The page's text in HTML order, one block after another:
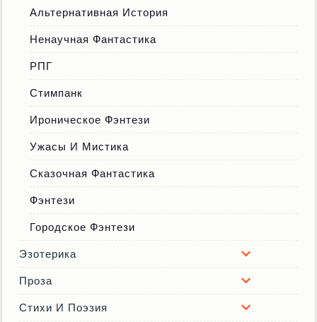
Альтернативная История
Ненаучная Фантастика
РПГ
Стимпанк
Ироническое Фэнтези
Ужасы И Мистика
Сказочная Фантастика
Фэнтези
Городское Фэнтези
Эзотерика
Проза
Стихи И Поэзия